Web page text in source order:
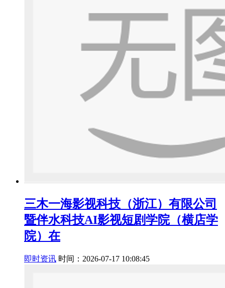
三木一海影视科技（浙江）有限公司
暨伴水科技AI影视短剧学院（横店学
院）在
即时资讯 时间：2026-07-17 10:08:45